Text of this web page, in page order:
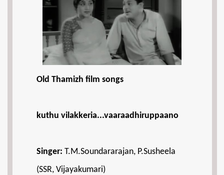
Old Thamizh film songs
kuthu vilakkeria...vaaraadhiruppaano
Singer: T.M.Soundararajan, P.Susheela
(SSR, Vijayakumari)